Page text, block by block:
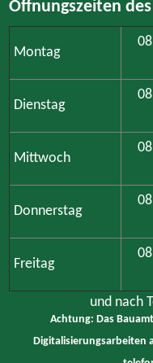
Öffnungszeiten
Montag
Dienstag
Mittwoch
Donnerstag
Freitag
und nach
Achtung: Das
Digitalisierungsarbeiten